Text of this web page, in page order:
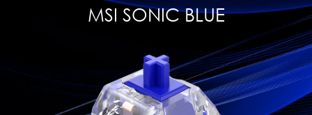
MSI SONIC BLUE